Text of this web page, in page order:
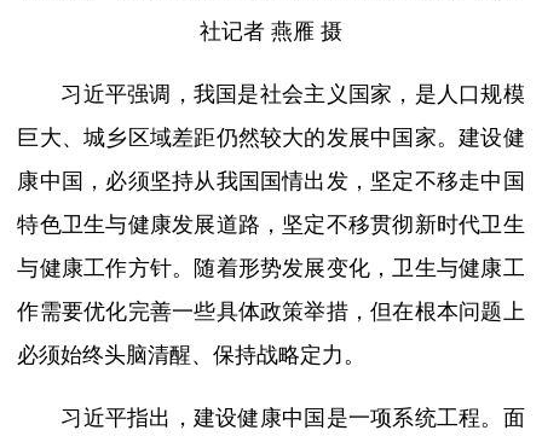
社记者 燕雁 摄
习近平强调，我国是社会主义国家，是人口规模
巨大、城乡区域差距仍然较大的发展中国家。建设健
康中国，必须坚持从我国国情出发，坚定不移走中国
特色卫生与健康发展道路，坚定不移贯彻新时代卫生
与健康工作方针。随着形势发展变化，卫生与健康工
作需要优化完善一些具体政策举措，但在根本问题上
必须始终头脑清醒、保持战略定力。
习近平指出，建设健康中国是一项系统工程。面